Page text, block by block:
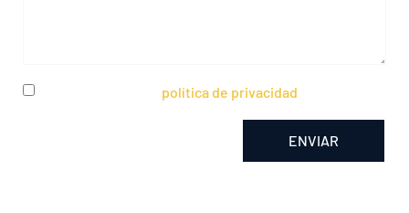
política de privacidad
ENVIAR